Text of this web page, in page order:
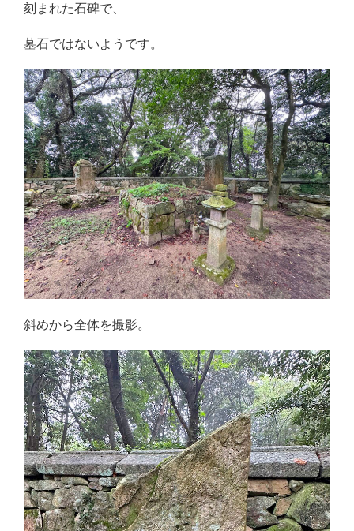
刻まれた石碑で、
墓石ではないようです。
斜めから全体を撮影。